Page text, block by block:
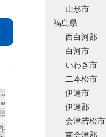
山形市
福島県
西白河郡
白河市
いわき市
二本松市
伊達市
伊達郡
会津若松市
南会津郡